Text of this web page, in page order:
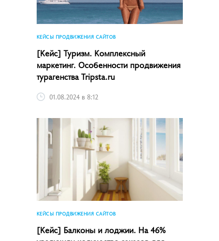
КЕЙСЫ ПРОДВИЖЕНИЯ САЙТОВ
[Кейс] Туризм. Комплексный
маркетинг. Особенности продвижения
турагенства Tripsta.ru
01.08.2024 в 8:12
КЕЙСЫ ПРОДВИЖЕНИЯ САЙТОВ
[Кейс] Балконы и лоджии. На 46%